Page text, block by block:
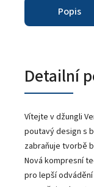
Popis
Detailní
Vítejte v džungli
poutavý design s
zabraňuje tvorbě
Nová kompresní
pro lepší